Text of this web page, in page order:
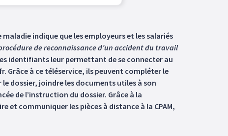
maladie indique que les employeurs et les salariés
de reconnaissance d’un accident du travail
identifiants leur permettant de se connecter au
Grâce à ce téléservice, ils peuvent compléter le
dossier, joindre les documents utiles à son
de l’instruction du dossier. Grâce à la
communiquer les pièces à distance à la CPAM,